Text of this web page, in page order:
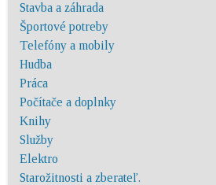
Stavba a záhrada
Športové potreby
Telefóny a mobily
Hudba
Práca
Počítače a doplnky
Knihy
Služby
Elektro
Starožitnosti a zberateľ.